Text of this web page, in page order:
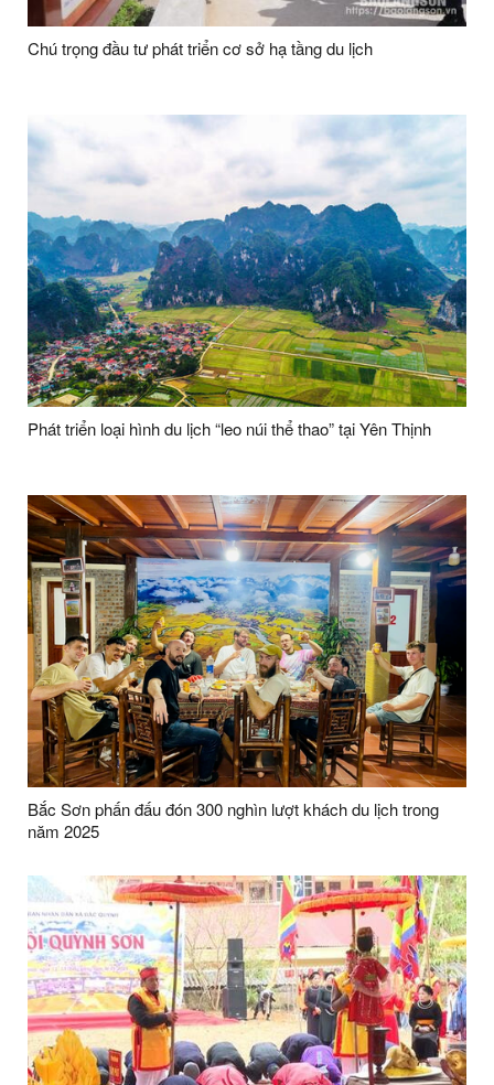
Chú trọng đầu tư phát triển cơ sở hạ tầng du lịch
Phát triển loại hình du lịch “leo núi thể thao” tại Yên Thịnh
Bắc Sơn phấn đấu đón 300 nghìn lượt khách du lịch trong
năm 2025